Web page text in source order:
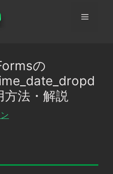
メ
ュ
の
法・解説